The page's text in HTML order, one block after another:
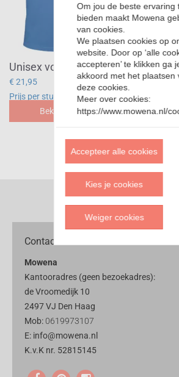
Unisex voetbalmoeder
€ 21,95
Prijs per stuk
Bekijk
Contact
Mowena
Kantooradres (geen bezoekadres):
de Vroomedijk 10
2497 VJ Den Haag
Mob: 0619973107
E: info@mowena.nl
K.v.K nr. 52815145
Om jou de beste ervaring
bieden maakt Mowena
van cookies.
We plaatsen cookies op
website. Door op ‘alle
accepteren’ te klikken ga
akkoord met het plaatsen
deze cookies.
Meer over cookies:
https://www.mowena.nl/
Accepteer alle cookies
Kies je cookies
Weiger cookies